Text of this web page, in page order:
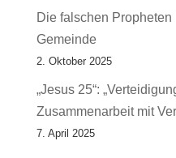
Die falschen
Gemeinde
2. Oktober 2025
„Jesus 25“:
Zusammenarbeit mit
7. April 2025